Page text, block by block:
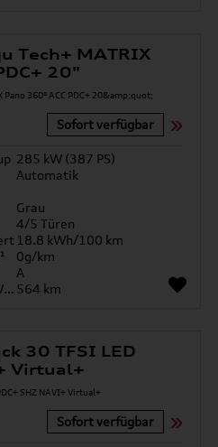
Tech+ MATRIX
20"
Sofort verfügbar
285 kW (387 PS)
Automatik
Grau
4/5 Türen
18.8 kWh/100 km
0g/km
A
Elektr. Reichweite nach WLTP* 564 km
30 TFSI LED
Virtual+
Sofort verfügbar